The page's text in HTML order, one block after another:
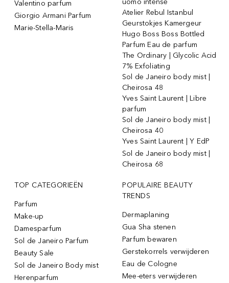
Valentino parfum
Giorgio Armani Parfum
Marie-Stella-Maris
uomo intense
Atelier Rebul Istanbul
Geurstokjes Kamergeur
Hugo Boss Boss Bottled
Parfum Eau de parfum
The Ordinary | Glycolic Acid
7% Exfoliating
Sol de Janeiro body mist |
Cheirosa 48
Yves Saint Laurent | Libre
parfum
Sol de Janeiro body mist |
Cheirosa 40
Yves Saint Laurent | Y EdP
Sol de Janeiro body mist |
Cheirosa 68
TOP CATEGORIEËN
Parfum
Make-up
Damesparfum
Sol de Janeiro Parfum
Beauty Sale
Sol de Janeiro Body mist
Herenparfum
POPULAIRE BEAUTY
TRENDS
Dermaplaning
Gua Sha stenen
Parfum bewaren
Gerstekorrels verwijderen
Eau de Cologne
Mee-eters verwijderen